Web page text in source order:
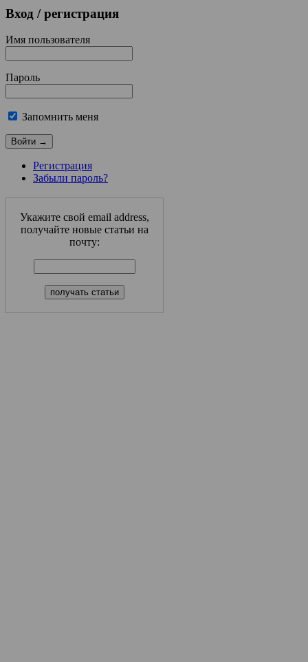
Вход / регистрация
Имя пользователя
Пароль
Запомнить меня
Регистрация
Забыли пароль?
Укажите свой email address,
получайте новые статьи на
почту: